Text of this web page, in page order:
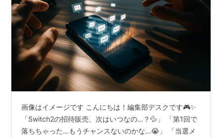
画像はイメージです こんにちは！編集部デスクです🎮✨
「Switch2の招待販売、次はいつなの…？💦」 「第1回で
落ちちゃった…もうチャンスないのかな…😭」 「当選メ